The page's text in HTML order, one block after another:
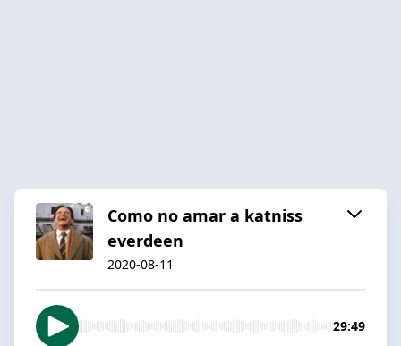
Como no amar a katniss
everdeen
2020-08-11
29:49